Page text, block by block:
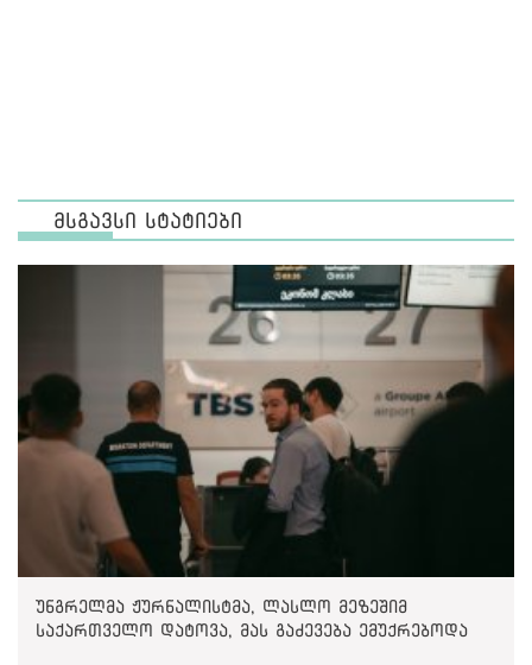
მსგავსი სტატიები
უნგრელმა ჟურნალისტმა, ლასლო მეზეშიმ
საქართველო დატოვა, მას გაძევება ემუქრებოდა